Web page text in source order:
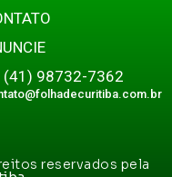
(41) 98732-7362
reservados pela